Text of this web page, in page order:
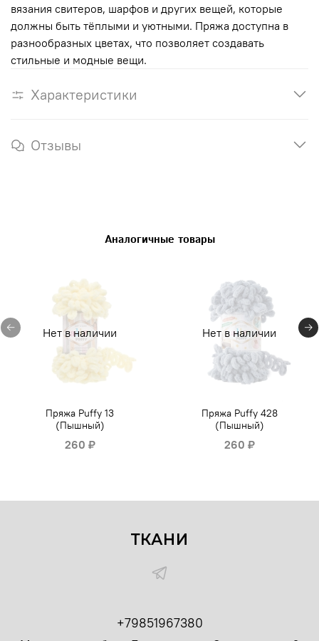
вязания свитеров, шарфов и других вещей, которые
должны быть тёплыми и уютными. Пряжа доступна в
разнообразных цветах, что позволяет создавать
стильные и модные вещи.
Характеристики
Отзывы
Аналогичные товары
Нет в наличии
Пряжа Puffy 13
(Пышный)
260 ₽
Нет в наличии
Пряжа Puffy 428
(Пышный)
260 ₽
+79851967380
ТКАНИ